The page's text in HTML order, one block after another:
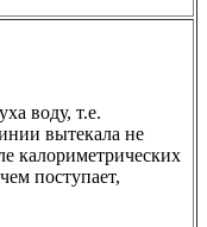
воду, т.е.
вытекала не
калориметрических
поступает,